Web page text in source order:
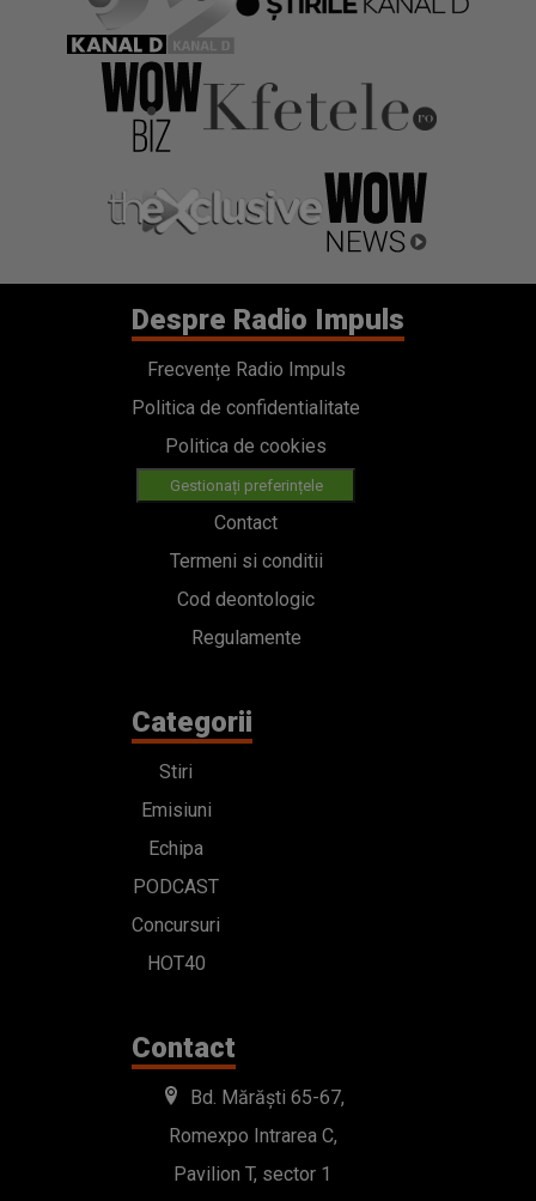
Despre Radio Impuls
Frecvențe Radio Impuls
Politica de confidentialitate
Politica de cookies
Gestionați preferințele
Contact
Termeni si conditii
Cod deontologic
Regulamente
Categorii
Stiri
Emisiuni
Echipa
PODCAST
Concursuri
HOT40
Contact
Bd. Mărăști 65-67,
Romexpo Intrarea C,
Pavilion T, sector 1